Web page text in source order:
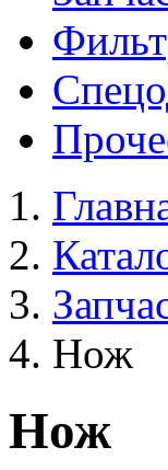
Нож
Нож